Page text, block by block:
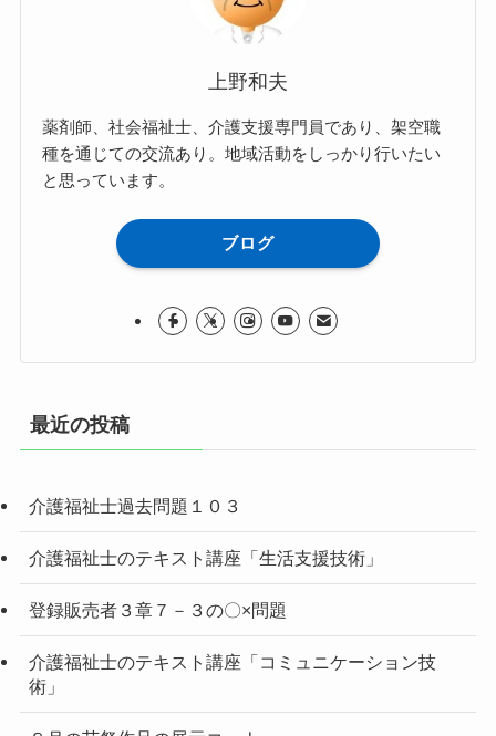
上野和夫
薬剤師、社会福祉士、介護支援専門員であり、架空職
種を通じての交流あり。地域活動をしっかり行いたい
と思っています。
ブログ
最近の投稿
介護福祉士過去問題１０３
介護福祉士のテキスト講座「生活支援技術」
登録販売者３章７－３の〇×問題
介護福祉士のテキスト講座「コミュニケーション技
術」